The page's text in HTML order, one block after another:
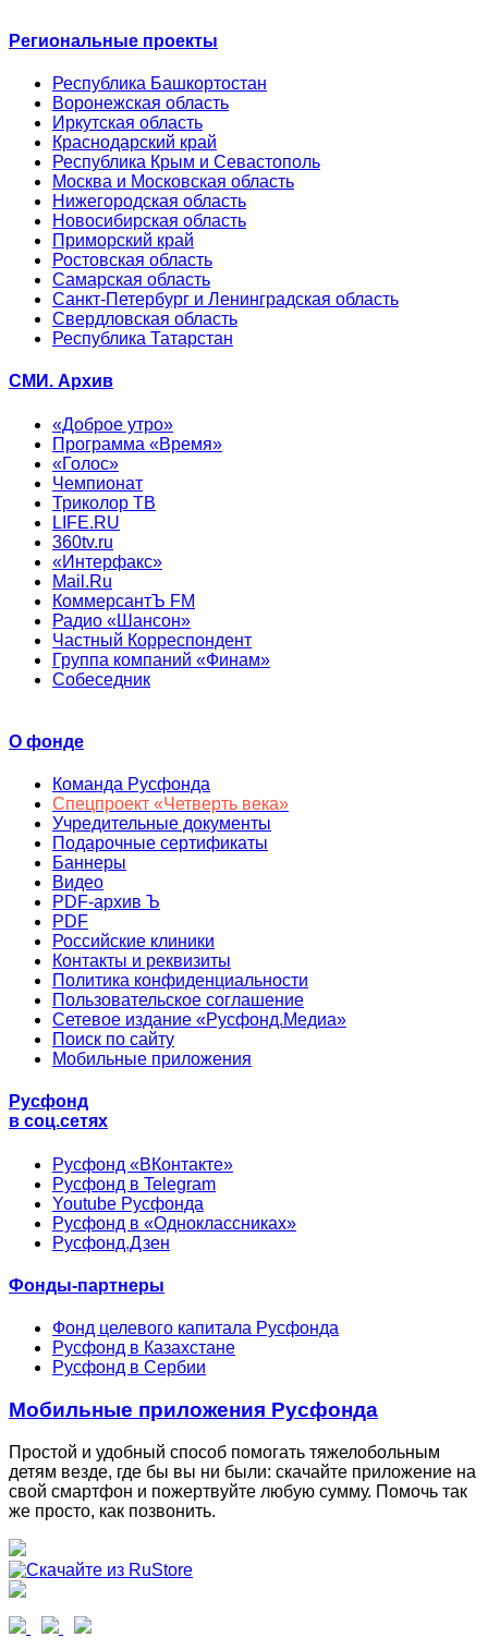
Региональные проекты
Республика Башкортостан
Воронежская область
Иркутская область
Краснодарский край
Республика Крым и Севастополь
Москва и Московская область
Нижегородская область
Новосибирская область
Приморский край
Ростовская область
Самарская область
Санкт-Петербург и Ленинградская область
Свердловская область
Республика Татарстан
СМИ. Архив
«Доброе утро»
Программа «Время»
«Голос»
Чемпионат
Триколор ТВ
LIFE.RU
360tv.ru
«Интерфакс»
Mail.Ru
КоммерсантЪ FM
Радио «Шансон»
Частный Корреспондент
Группа компаний «Финам»
Собеседник
О фонде
Команда Русфонда
Спецпроект «Четверть века»
Учредительные документы
Подарочные сертификаты
Баннеры
Видео
PDF-архив Ъ
PDF
Российские клиники
Контакты и реквизиты
Политика конфиденциальности
Пользовательское соглашение
Сетевое издание «Русфонд.Медиа»
Поиск по сайту
Мобильные приложения
Русфонд
в соц.сетях
Русфонд «ВКонтакте»
Русфонд в Telegram
Youtube Русфонда
Русфонд в «Одноклассниках»
Русфонд.Дзен
Фонды-партнеры
Фонд целевого капитала Русфонда
Русфонд в Казахстане
Русфонд в Сербии
Мобильные приложения Русфонда
Простой и удобный способ помогать тяжелобольным
детям везде, где бы вы ни были: скачайте приложение на
свой смартфон и пожертвуйте любую сумму. Помочь так
же просто, как позвонить.